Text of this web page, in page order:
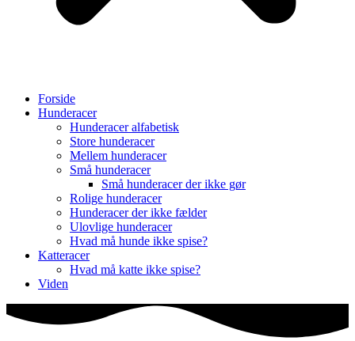
Forside
Hunderacer
Hunderacer alfabetisk
Store hunderacer
Mellem hunderacer
Små hunderacer
Små hunderacer der ikke gør
Rolige hunderacer
Hunderacer der ikke fælder
Ulovlige hunderacer
Hvad må hunde ikke spise?
Katteracer
Hvad må katte ikke spise?
Viden